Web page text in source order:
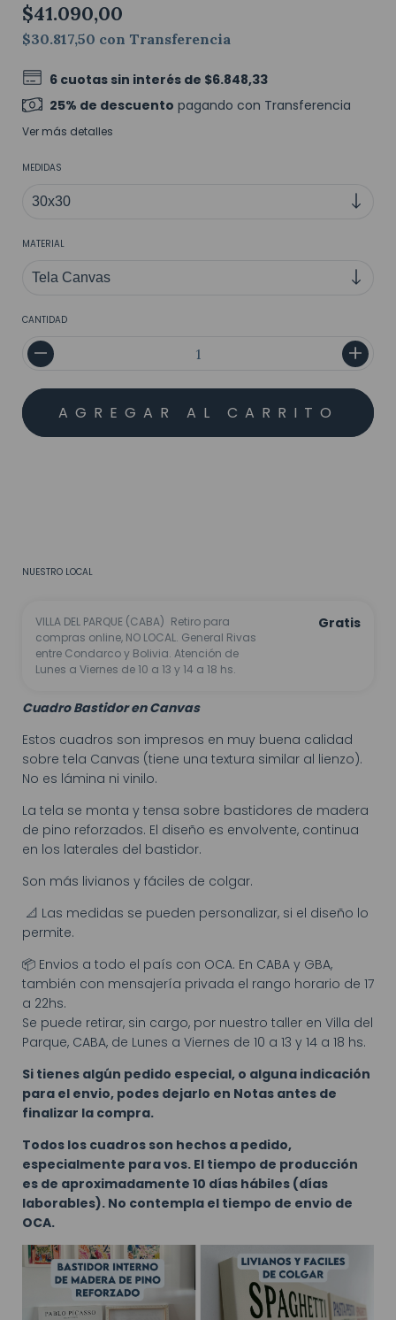
$41.090,00
$30.817,50 con Transferencia
6 cuotas sin interés de $6.848,33
25% de descuento pagando con Transferencia
Ver más detalles
MEDIDAS
MATERIAL
CANTIDAD
NUESTRO LOCAL
VILLA DEL PARQUE (CABA) Retiro para
compras online, NO LOCAL. General Rivas
entre Condarco y Bolivia. Atención de
Lunes a Viernes de 10 a 13 y 14 a 18 hs.
Gratis
Cuadro Bastidor en Canvas
Estos cuadros son impresos en muy buena calidad
sobre tela Canvas (tiene una textura similar al lienzo).
No es lámina ni vinilo.
La tela se monta y tensa sobre bastidores de madera
de pino reforzados. El diseño es envolvente, continua
en los laterales del bastidor.
Son más livianos y fáciles de colgar.
📐 Las medidas se pueden personalizar, si el diseño lo
permite.
📦 Envios a todo el país con OCA. En CABA y GBA,
también con mensajería privada el rango horario de 17
a 22hs.
Se puede retirar, sin cargo, por nuestro taller en Villa del
Parque, CABA, de Lunes a Viernes de 10 a 13 y 14 a 18 hs.
Si tienes algún pedido especial, o alguna indicación
para el envio, podes dejarlo en Notas antes de
finalizar la compra.
Todos los cuadros son hechos a pedido,
especialmente para vos. El tiempo de producción
es de aproximadamente 10 días hábiles (días
laborables). No contempla el tiempo de envio de
OCA.